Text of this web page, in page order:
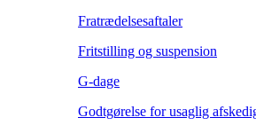
Fratrædelsesaftaler
Fritstilling og suspension
G-dage
Godtgørelse for usaglig